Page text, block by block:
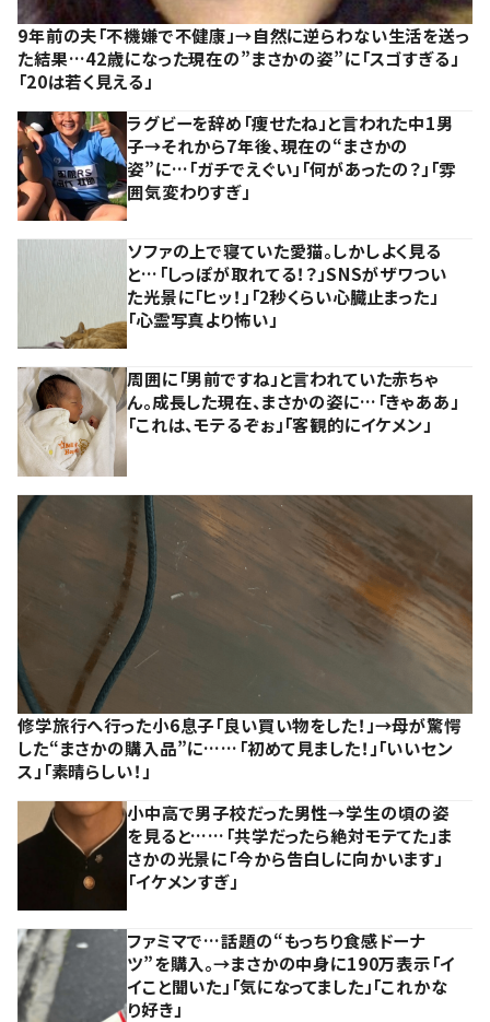
9年前の夫「不機嫌で不健康」→自然に逆らわない生活を送っ
た結果…42歳になった現在の”まさかの姿”に「スゴすぎる」
「20は若く見える」
ラグビーを辞め「痩せたね」と言われた中1男
子→それから7年後、現在の“まさかの
姿”に…「ガチでえぐい」「何があったの？」「雰
囲気変わりすぎ」
ソファの上で寝ていた愛猫。しかしよく見る
と…「しっぽが取れてる！？」SNSがザワつい
た光景に「ヒッ！」「2秒くらい心臓止まった」
「心霊写真より怖い」
周囲に「男前ですね」と言われていた赤ちゃ
ん。成長した現在、まさかの姿に…「きゃああ」
「これは、モテるぞぉ」「客観的にイケメン」
修学旅行へ行った小6息子「良い買い物をした！」→母が驚愕
した“まさかの購入品”に……「初めて見ました！」「いいセン
ス」「素晴らしい！」
小中高で男子校だった男性→学生の頃の姿
を見ると……「共学だったら絶対モテてた」ま
さかの光景に「今から告白しに向かいます」
「イケメンすぎ」
ファミマで…話題の“もっちり食感ドーナ
ツ”を購入。→まさかの中身に190万表示「イ
イこと聞いた」「気になってました」「これかな
り好き」